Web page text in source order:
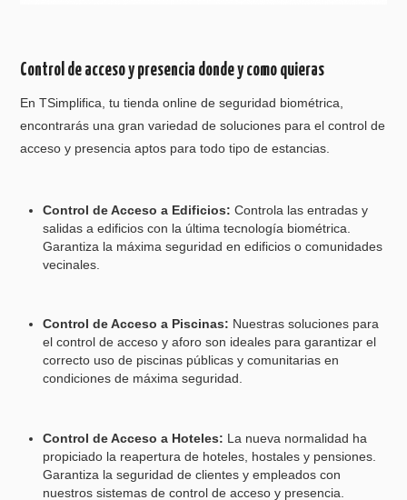
Control de acceso y presencia donde y como quieras
En TSimplifica, tu tienda online de seguridad biométrica,
encontrarás una gran variedad de soluciones para el control de
acceso y presencia aptos para todo tipo de estancias.
Control de Acceso a Edificios:Controla las entradas y
salidas a edificios con la última tecnología biométrica.
Garantiza la máxima seguridad en edificios o comunidades
vecinales.
Control de Acceso a Piscinas: Nuestras soluciones para
el control de acceso y aforo son ideales para garantizar el
correcto uso de piscinas públicas y comunitarias en
condiciones de máxima seguridad.
Control de Acceso a Hoteles: La nueva normalidad ha
propiciado la reapertura de hoteles, hostales y pensiones.
Garantiza la seguridad de clientes y empleados con
nuestros sistemas de control de acceso y presencia.